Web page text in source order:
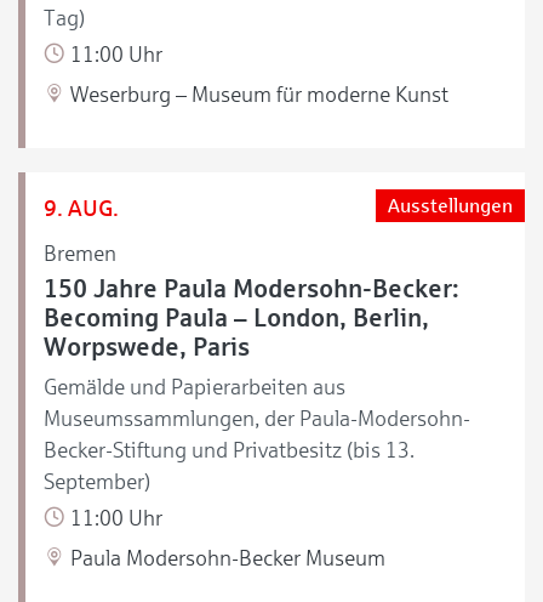
Tag)
11:00 Uhr
Weserburg – Museum für moderne Kunst
9. AUG.
Bremen
Ausstellungen
150 Jahre Paula Modersohn-Becker:
Becoming Paula – London, Berlin,
Worpswede, Paris
Gemälde und Papierarbeiten aus
Museumssammlungen, der Paula-Modersohn-
Becker-Stiftung und Privatbesitz (bis 13.
September)
11:00 Uhr
Paula Modersohn-Becker Museum